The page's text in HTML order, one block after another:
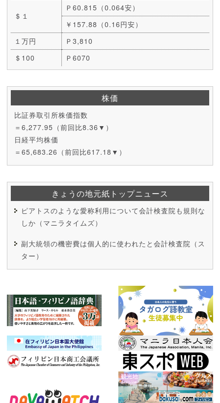
＄１
Ｐ60.815（0.064安）
￥157.88（0.16円安）
１万円
Ｐ3,810
＄100
Ｐ6070
株価
比証券取引所株価指数
＝6,277.95（前回比8.36▼）
日経平均株価
＝65,683.26（前回比617.18▼）
きょうの地元紙トップニュース
ピアトスのような愛称利用について会計検査院も規則な
しか（マニラタイムズ）
副大統領の機密費は個人的に使われたと会計検査院（ス
ター）